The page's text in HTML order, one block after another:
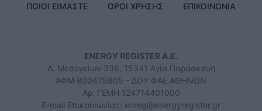
ΠΟΙΟΙ ΕΙΜΑΣΤΕ ΟΡΟΙ ΧΡΗΣΗΣ ΕΠΙΚΟΙΝΩΝΙΑ
ENERGY REGISTER Α.Ε.
Λ. Μεσογείων 336, 15341 Αγία Παρασκευή
ΑΦΜ 800479805 - ΔΟΥ ΦΑΕ ΑΘΗΝΩΝ
Αρ. ΓΕΜΗ 124714401000
E-mail Επικοινωνίας: enreg@energyregister.gr